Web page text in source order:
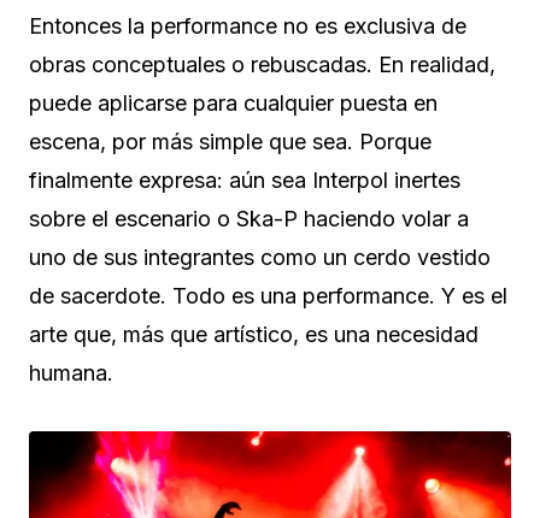
Entonces la performance no es exclusiva de
obras conceptuales o rebuscadas. En realidad,
puede aplicarse para cualquier puesta en
escena, por más simple que sea. Porque
finalmente expresa: aún sea Interpol inertes
sobre el escenario o Ska-P haciendo volar a
uno de sus integrantes como un cerdo vestido
de sacerdote. Todo es una performance. Y es el
arte que, más que artístico, es una necesidad
humana.